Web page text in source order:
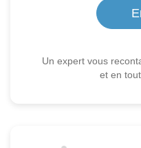
Un expert vous
et en